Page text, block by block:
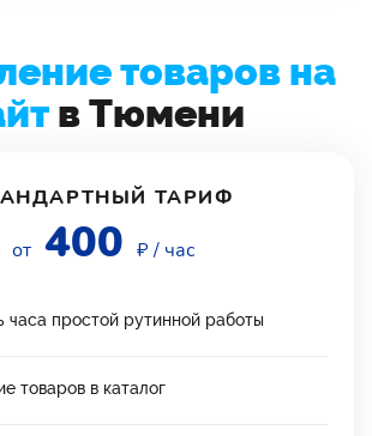
товаров на
в Тюмени
ТАРИФ
от 400 ₽ / час
часа простой рутинной работы
товаров в каталог